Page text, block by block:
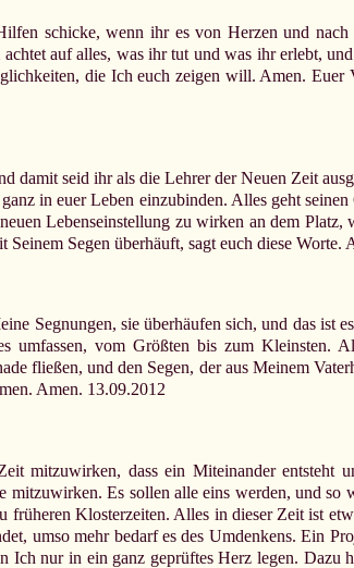
schicke, wenn ihr es von Herzen und
auf alles, was ihr tut und was ihr erlebt,
die Ich euch zeigen will. Amen.
damit seid ihr als die Lehrer der Neuen Zeit
in euer Leben einzubinden. Alles geht
Lebenseinstellung zu wirken an dem
Segen überhäuft, sagt euch diese Worte.
Segnungen, sie überhäufen sich, und das ist
vom Größten bis zum Kleinsten.
fließen, und den Segen, der aus Meinem
Amen. 13.09.2012
mitzuwirken, dass ein Miteinander
Es sollen alle eins werden, und
früheren Klosterzeiten. Alles in dieser Zeit ist
umso mehr bedarf es des Umdenkens. Ein
Ich nur in ein ganz geprüftes Herz legen.